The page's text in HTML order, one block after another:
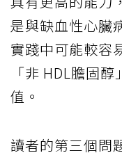
是與缺血性心臟
實踐中可能較容
「非 HDL膽固
值。
讀者的第三個問